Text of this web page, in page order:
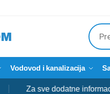
Vodovod i kanalizacija
Za sve dodatne informacije